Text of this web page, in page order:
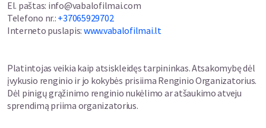
El. paštas: info@vabalofilmai.com
Telefono nr.: +37065929702
Interneto puslapis: www.vabalofilmai.lt
Platintojas veikia kaip atsiskleidęs tarpininkas. Atsakomybę dėl
įvykusio renginio ir jo kokybės prisiima Renginio Organizatorius.
Dėl pinigų grąžinimo renginio nukėlimo ar atšaukimo atveju
sprendimą priima organizatorius.